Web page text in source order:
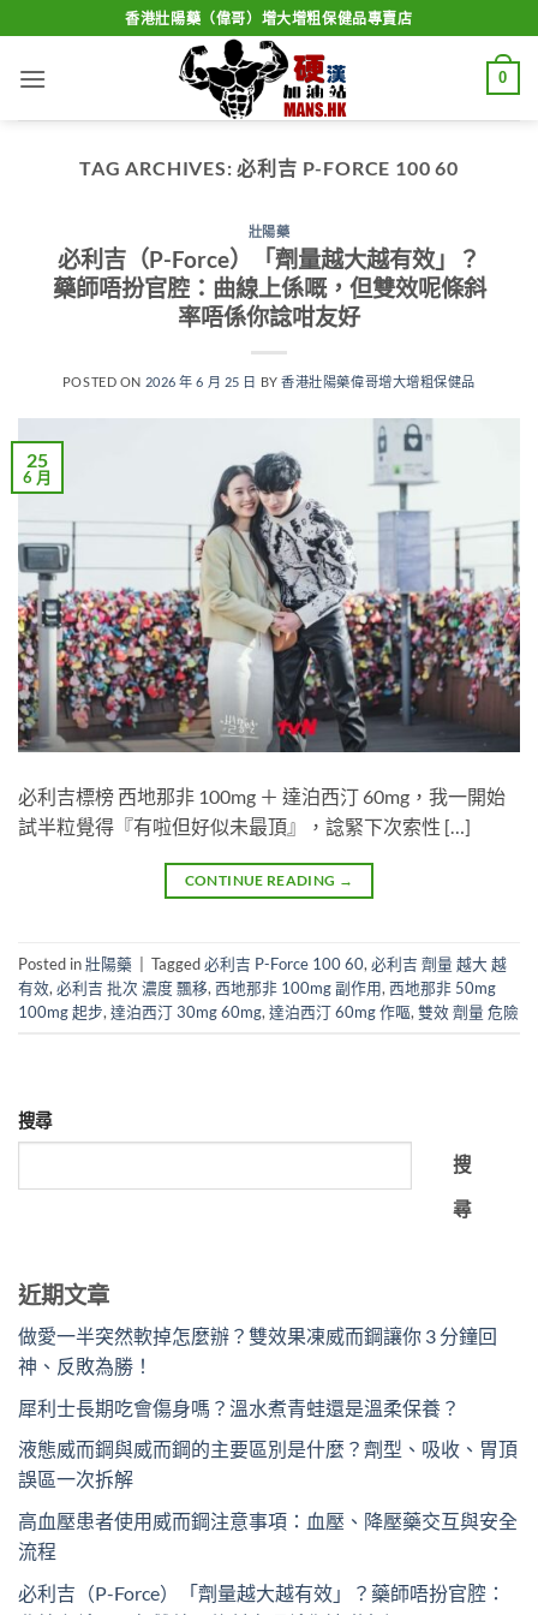
to
content
香港壯陽藥（偉哥）增大增粗保健品專賣店
0
TAG ARCHIVES:必利吉 P-FORCE 100 60
壯陽藥
必利吉（P-Force）「劑量越大越有效」？
藥師唔扮官腔：曲線上係嘅，但雙效呢條斜
率唔係你諗咁友好
POSTED ON 2026 年 6 月 25 日 BY香港壯陽藥偉哥增大增粗保健品
25
6 月
必利吉標榜 西地那非 100mg ＋ 達泊西汀 60mg，我一開始
試半粒覺得『有啦但好似未最頂』，諗緊下次索性 […]
CONTINUE READING →
Posted in壯陽藥 Tagged必利吉 P-Force 100 60, 必利吉 劑量 越大 越
有效, 必利吉 批次 濃度 飄移, 西地那非 100mg 副作用, 西地那非 50mg
100mg 起步, 達泊西汀 30mg 60mg, 達泊西汀 60mg 作嘔, 雙效 劑量 危險
搜尋
搜
尋
近期文章
做愛一半突然軟掉怎麼辦？雙效果凍威而鋼讓你 3 分鐘回
神、反敗為勝！
犀利士長期吃會傷身嗎？溫水煮青蛙還是溫柔保養？
液態威而鋼與威而鋼的主要區別是什麼？劑型、吸收、胃頂
誤區一次拆解
高血壓患者使用威而鋼注意事項：血壓、降壓藥交互與安全
流程
必利吉（P-Force）「劑量越大越有效」？藥師唔扮官腔：